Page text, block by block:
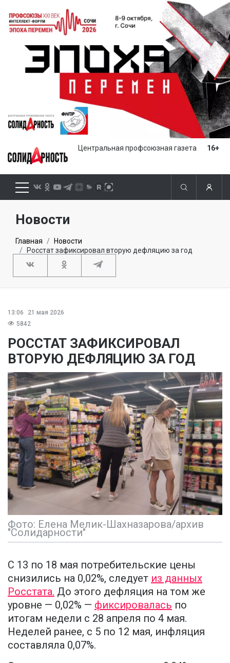
Центральная профсоюзная газета 16+
Новости
Главная
Новости
Росстат зафиксировал вторую дефляцию за год
13:06
21 мая 2026
5842
РОССТАТ ЗАФИКСИРОВАЛ
ВТОРУЮ ДЕФЛЯЦИЮ ЗА ГОД
Фото: Елена Мелик-Шахназарова/архив
"Солидарности"
С 13 по 18 мая потребительские цены
снизились на 0,02%, следует из данных
Росстата. До этого дефляция на том же
уровне — 0,02% — фиксировалась по
итогам недели с 28 апреля по 4 мая.
Неделей ранее, с 5 по 12 мая, инфляция
составляла 0,07%.